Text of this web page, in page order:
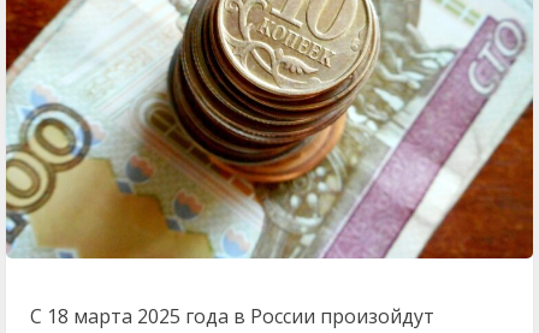
С 18 марта 2025 года в России произойдут